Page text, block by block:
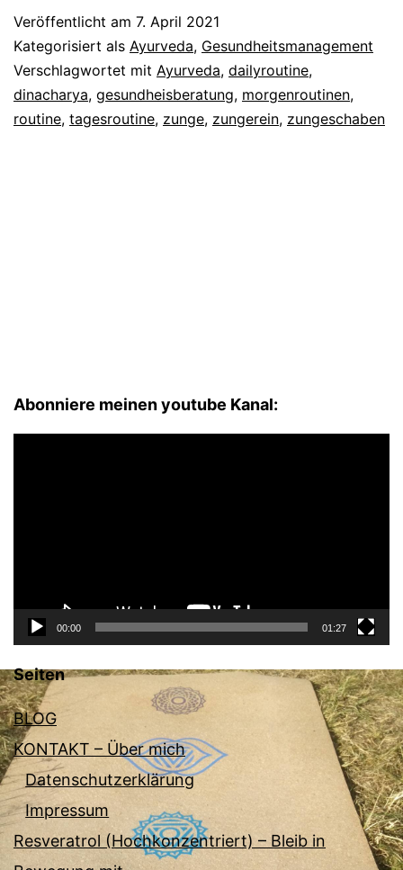
Veröffentlicht am 7. April 2021
Kategorisiert als Ayurveda, Gesundheitsmanagement
Verschlagwortet mit Ayurveda, dailyroutine,
dinacharya, gesundheisberatung, morgenroutinen,
routine, tagesroutine, zunge, zungerein, zungeschaben
Abonniere meinen youtube Kanal:
00:00 01:27
Seiten
BLOG
KONTAKT – Über mich
Datenschutzerklärung
Impressum
Resveratrol (Hochkonzentriert) – Bleib in